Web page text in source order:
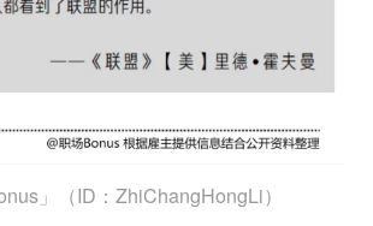
」（ID：ZhiChangHongLi）